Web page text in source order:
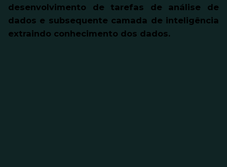
desenvolvimento de tarefas de análise de
dados e subsequente camada de inteligência
extraindo conhecimento dos dados.